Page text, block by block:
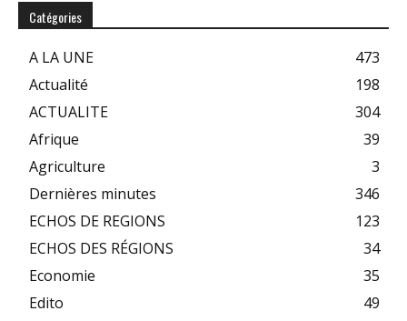
Catégories
A LA UNE
473
Actualité
198
ACTUALITE
304
Afrique
39
Agriculture
3
Dernières minutes
346
ECHOS DE REGIONS
123
ECHOS DES RÉGIONS
34
Economie
35
Edito
49